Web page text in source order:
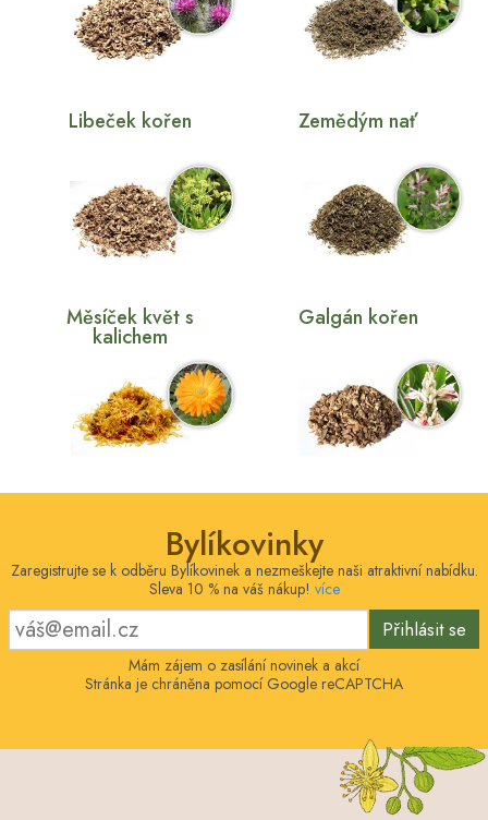
Libeček kořen Zemědým nať
Měsíček květ s
kalichem
Galgán kořen
Bylíkovinky
Zaregistrujte se k odběru Bylíkovinek a nezmeškejte naši atraktivní nabídku.
Sleva 10 % na váš nákup! více
Přihlásit se
Mám zájem o zasílání novinek a akcí
Stránka je chráněna pomocí Google reCAPTCHA